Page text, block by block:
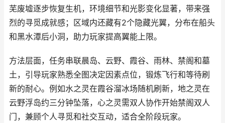
芜废墟逐步恢复生机，环境细节和光影变化显著，带来强
烈的寻觅成就感；区域内还藏有2个隐藏光翼，分布在船头
和黑水潭后小洞，助力玩家提高翼能上限。
方法层面，任务串联晨岛、云野、霞谷、雨林、禁阁和墓
土，引导玩家熟悉全图决定因素点位，锻炼飞行和等待刷
新的耐心。例如水之灵在霞谷溜冰场随机刷新，地之灵在
云野浮岛约三分钟坠落，心之灵需双人协作开始禁阁双人
门，兼顾个人寻觅和社交互动，适合全阶段玩家。